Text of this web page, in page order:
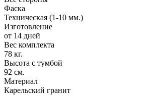
Фаска
Техническая (1-10 мм.)
Изготовление
от 14 дней
Вес комплекта
78 кг.
Высота с тумбой
92 см.
Материал
Карельский гранит